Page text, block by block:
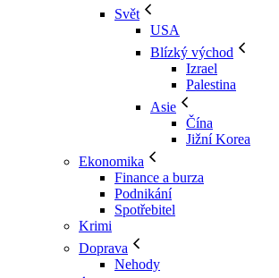
Svět
USA
Blízký východ
Izrael
Palestina
Asie
Čína
Jižní Korea
Ekonomika
Finance a burza
Podnikání
Spotřebitel
Krimi
Doprava
Nehody